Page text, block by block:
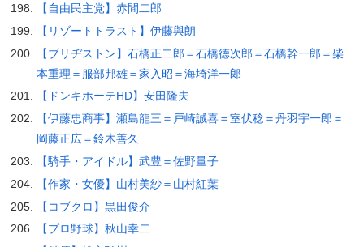
【自由民主党】赤間二郎
【リゾートトラスト】伊藤與朗
【ブリヂストン】石橋正二郎＝石橋徳次郎＝石橋幹一郎＝柴
本重理＝服部邦雄＝家入昭＝海埼洋一郎
【ドンキホーテHD】安田隆夫
【伊藤忠商事】瀬島龍三＝戸崎誠喜＝室伏稔＝丹羽宇一郎＝
岡藤正広＝鈴木善久
【騎手・アイドル】武豊＝佐野量子
【作家・女優】山村美紗＝山村紅葉
【コブクロ】黒田俊介
【プロ野球】秋山幸二